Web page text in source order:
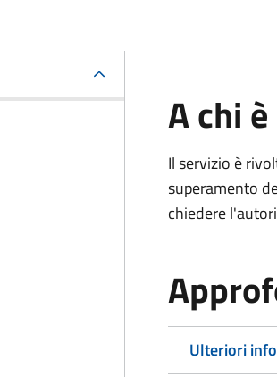
A chi
Il servizio è
superamento
chiedere
Ulteriori